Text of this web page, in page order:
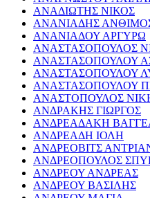
ΑΝΑΔΙΩΤΗΣ ΝΙΚΟΣ
ΑΝΑΝΙΑΔΗΣ
ΑΝΑΝΙΑΔΟΥ ΑΡΓΥΡΩ
ΑΝΑΣΤΑΣΟΠΟΥΛΟΣ
ΑΝΑΣΤΑΣΟΠΟΥΛΟΥ
ΑΝΑΣΤΑΣΟΠΟΥΛΟΥ
ΑΝΑΣΤΑΣΟΠΟΥΛΟΥ
ΑΝΑΣΤΟΠΟΥΛΟΣ
ΑΝΔΡΑΚΗΣ ΓΙΩΡΓΟΣ
ΑΝΔΡΕΑΔΑΚΗ
ΑΝΔΡΕΑΔΗ ΙΟΛΗ
ΑΝΔΡΕΟΒΙΤΣ
ΑΝΔΡΕΟΠΟΥΛΟΣ
ΑΝΔΡΕΟΥ ΑΝΔΡΕΑΣ
ΑΝΔΡΕΟΥ ΒΑΣΙΛΗΣ